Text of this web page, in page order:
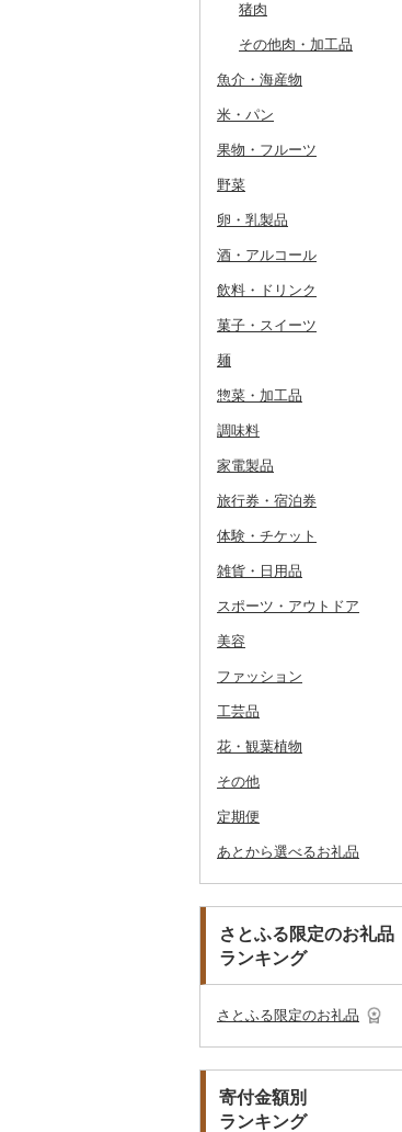
猪肉
その他肉・加工品
魚介・海産物
カニ
ズワイガニ
毛ガニ
かにしゃぶ
その他カニ
エビ
ボタンエビ
伊勢海老
その他エビ
いくら
うに
明太子・たらこ
明太子
たらこ
その他魚卵
数の子
キャビア
その他魚卵
貝
鮑（アワビ）
牡蠣（カキ）
あさり
しじみ
サザエ
はまぐり
その他貝
鮮魚
鮭・サーモン
マグロ
イワシ
カツオ
金目鯛
クエ
サバ
鯛
のどぐろ
ブリ
ほっけ
その他鮮魚
イカ・タコ
イカ
タコ
海苔・海藻
海苔
わかめ
ひじき
その他海苔・海藻
干物
ししゃも
その他干物
その他魚介・加工品
しらす・ちりめん
かまぼこ・練り製品
米・パン
米
無洗米
玄米
金芽米
ゆめぴりか
コシヒカリ
はえぬき
さがびより
あきたこまち
ひとめぼれ
ミルキークィーン
ななつぼし
雑穀
餅
その他穀物加工品
パン
果物・フルーツ
ぶどう・マスカット
巨峰
ナガノパープル
ピオーネ
デラウェア
その他ぶどう・マスカ
いちご
りんご
もも
メロン
梨
和梨
洋梨・ラフランス
マンゴー
みかん・柑橘
みかん
レモン
不知火・デコポン
せとか
まどんな
その他柑橘
すいか
キウイ
柿（カキ）
ドライフルーツ
干し芋
その他果物
びわ
パイナップル
栗
野菜
いも
じゃがいも
さつまいも
その他いも
トマト
フルーツトマト
ミニトマト
玉ねぎ
ねぎ
根菜
人参
大根
自然薯
レンコン
にんにく・生姜
その他根菜
アスパラガス
豆
きのこ
しいたけ
松茸
その他きのこ
その他野菜
山菜
かぼちゃ
レタス
卵・乳製品
卵
チーズ
ヨーグルト
バター
その他乳製品
酒・アルコール
ビール・発泡酒
ビール
地ビール・クラフトビ
日本酒
純米吟醸
大吟醸
吟醸
その他日本酒
芋焼酎
麦焼酎
米焼酎
黒糖焼酎
その他焼酎
梅酒
泡盛
ワイン
白ワイン
赤ワイン
シャンパン・スパーク
ウイスキー
リキュール・洋酒
甘酒
ノンアルコール
その他酒
飲料・ドリンク
水・ミネラルウォーター
飲料
コーヒー豆
粉
ドリップ
茶
飲料
茶葉・ティーバッグ
静岡茶
足柄茶
知覧茶
八女茶
果汁飲料
りんごジュース
みかんジュース（オレ
紅茶
飲料
茶葉・ティーバッグ
その他飲料・ジュース
野菜ジュース
炭酸飲料
豆乳
菓子・スイーツ
クッキー
焼き菓子
プリン
ゼリー
チョコレート
カステラ
アイス・ジェラート
その他洋菓子
煎餅・おかき
羊羹
饅頭
大福
その他和菓子
麺
ラーメン
うどん
そば
パスタ
ひやむぎ
そうめん
その他麺
惣菜・加工品
惣菜
餃子
シュウマイ
コロッケ
その他惣菜
カレー・シチュー
カレー
シチュー
鍋
肉
魚
その他鍋
ピザ
レトルト
スープ
豆腐・納豆
豆腐
漬物
キムチ
その他漬物
缶詰・瓶詰
肉
魚
ジャム
その他缶詰・瓶詰
乾物
燻製（スモーク）
おせち
その他加工品
調味料
砂糖
塩
醤油
味噌
酢
だし
食用油
オリーブオイル
ごま油
はちみつ
ドレッシング
その他調味料
ケチャップ
こしょう
その他調味料
家電製品
季節・空調家電
キッチン家電
照明器具
パソコン・周辺機器
TV・オーディオ・カメラ
美容・健康家電
カー用品
時計
その他家電
旅行券・宿泊券
旅行券
JTBふるさと旅行クー
その他旅行券
宿泊券
体験・チケット
PayPay商品券
食事券
温泉・サウナ・スパ利用
券
GDOふるさとゴルフ
プレークーポン
その他のゴルフプレー
花火大会チケット
カタログギフト
雑貨・日用品
家具・インテリア
机・テーブル
その他家具・インテリ
寝具
布団
毛布
タオルケット
タオル
その他タオル
文房具・印鑑
ボールペン
ノート・ファイル
その他文房具
食器
グラス・カップ
箸
スプーン・フォーク・
ナイフ
皿・椀
その他食器
キッチン用品
フライパン
鍋
まな板
土鍋
日用品
洗剤
トイレットペーパー
ティッシュ
その他日用品
楽器・器材
本・CD・DVD
おもちゃ・ぬいぐるみ
ご当地キャラクター
ペット用品
その他雑貨
スポーツ・アウトドア
ゴルフ
ゴルフボール
ゴルフウェア
その他ゴルフ
釣り
サイクリング
アウトドア・キャンプ
その他スポーツ
その他スポーツ
美容
スキンケア
洗顔
その他スキンケア
シャンプー・リンス
石鹸・ボディーソープ
入浴剤
アロマ
プロテイン
その他美容
ファッション
鞄・バッグ
トートバッグ・ショル
ツケース
その他鞄・バッグ
洋服
女性・レディース
子供・ベビー
その他洋服
和服
靴・履物
靴・シューズ
スリッパ・下駄・草履
その他靴・履物
アクセサリー
ペンダント・ネックレ
ス
ピアス・イヤリング
その他アクセサリー
その他服飾小物
ショール・ストール
マフラー・手袋
工芸品
織物
本場奄美大島紬
陶器・漆器
唐津焼
備前焼
美濃焼
村上木彫堆朱
その他装飾品・工芸品
数珠
工芸品
播州そろばん
美濃和紙
花・観葉植物
観葉植物・苗木
花
胡蝶蘭
造花・プリザーブドフ
ラワー
その他花
盆栽・その他
その他
地域サービス
その他
定期便
あとから選べるお礼品
さとふる限定のお礼品
ランキング
さとふる限定のお礼品
寄付金額別
ランキング